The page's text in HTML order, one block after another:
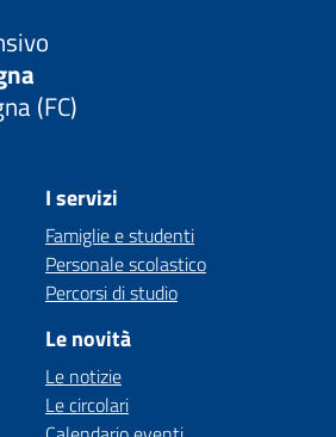
(FC)
I servizi
Famiglie e studenti
Personale scolastico
Percorsi di studio
Le novità
Le notizie
Le circolari